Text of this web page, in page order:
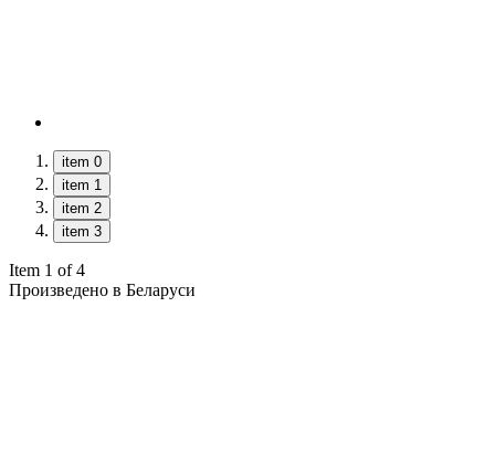
item 0
item 1
item 2
item 3
Item 1 of 4
Произведено в Беларуси